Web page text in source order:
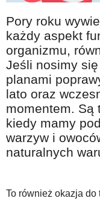
Coś dla ducha
Smacznie i zdrowo
O finansach i
Ciekawe książki
Stop samotności
Z internetem za
Bezpiecznie i w
Pory roku
każdy aspekt
organizmu,
Jeśli nosimy
planami
lato oraz
momentem. Są
kiedy mamy
warzyw i
naturalnych
To również okazja